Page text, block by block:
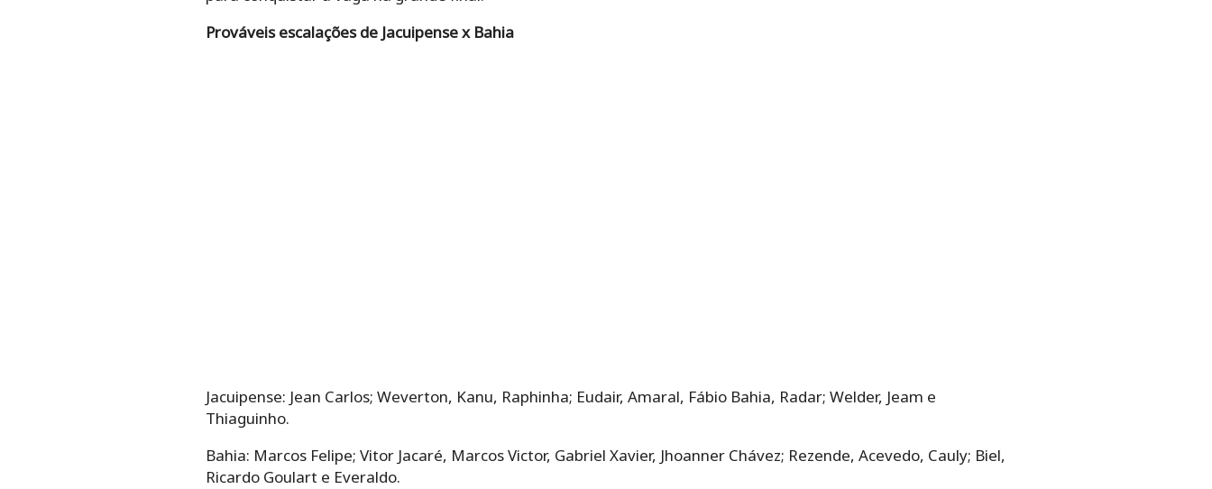
Prováveis escalações de Jacuipense x Bahia
Jacuipense: Jean Carlos; Weverton, Kanu, Raphinha; Eudair, Amaral, Fábio Bahia, Radar; Welder, Jeam e
Thiaguinho.
Bahia: Marcos Felipe; Vitor Jacaré, Marcos Victor, Gabriel Xavier, Jhoanner Chávez; Rezende, Acevedo, Cauly; Biel,
Ricardo Goulart e Everaldo.